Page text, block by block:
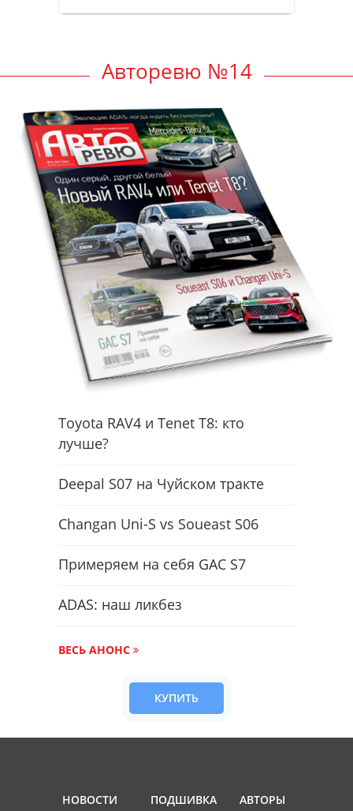
Авторевю №14
Toyota RAV4 и Tenet T8: кто
лучше?
Deepal S07 на Чуйском тракте
Changan Uni-S vs Soueast S06
Примеряем на себя GAC S7
ADAS: наш ликбез
ВЕСЬ АНОНС
КУПИТЬ
НОВОСТИ ПОДШИВКА АВТОРЫ